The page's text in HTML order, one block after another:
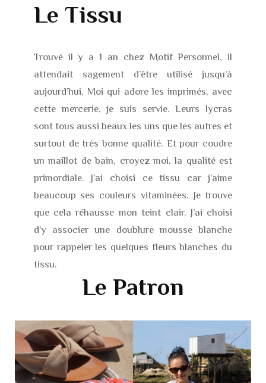
Le Tissu
Trouvé il y a 1 an chez Motif Personnel, il
attendait sagement d’être utilisé jusqu’à
aujourd’hui. Moi qui adore les imprimés, avec
cette mercerie, je suis servie. Leurs lycras
sont tous aussi beaux les uns que les autres et
surtout de très bonne qualité. Et pour coudre
un maillot de bain, croyez moi, la qualité est
primordiale. J’ai choisi ce tissu car j’aime
beaucoup ses couleurs vitaminées. Je trouve
que cela réhausse mon teint clair. J’ai choisi
d’y associer une doublure mousse blanche
pour rappeler les quelques fleurs blanches du
tissu.
Le Patron